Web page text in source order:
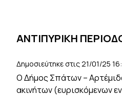
ΑΝΤΙΠΥΡΙΚΗ
Δημοσιεύτηκε στις 21/01/25
O Δήμος Σπάτων –
ακινήτων (ευρισκόμενων